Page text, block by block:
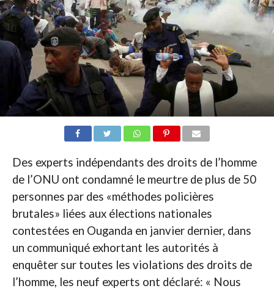
Des experts indépendants des droits de l’homme
de l’ONU ont condamné le meurtre de plus de 50
personnes par des «méthodes policières
brutales» liées aux élections nationales
contestées en Ouganda en janvier dernier, dans
un communiqué exhortant les autorités à
enquêter sur toutes les violations des droits de
l’homme, les neuf experts ont déclaré: « Nous